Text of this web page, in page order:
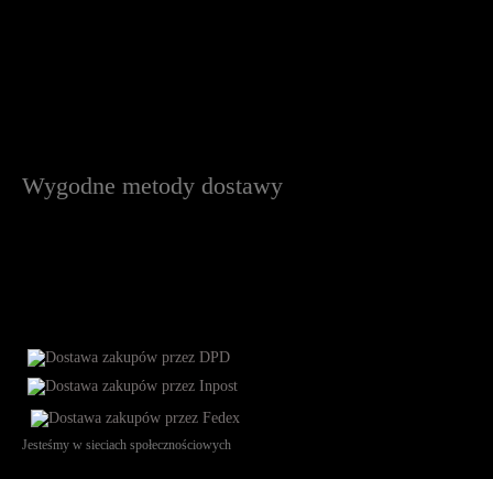
Wygodne metody dostawy
Jesteśmy w sieciach społecznościowych